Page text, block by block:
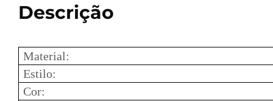
Descrição
Material:
Estilo:
Cor: